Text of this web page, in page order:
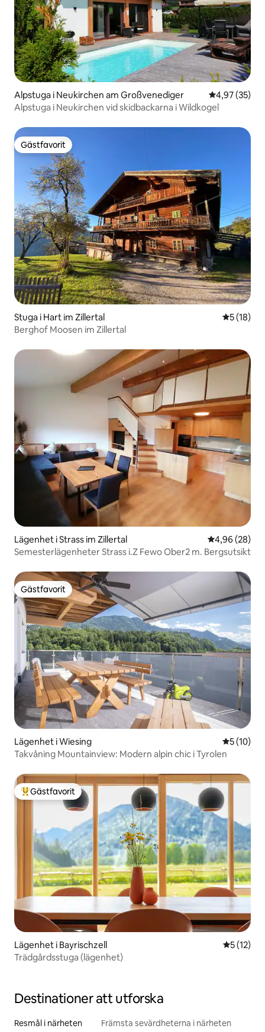
Alpstuga i Neukirchen am Großvenediger 4,97 av 5 i
4,97 (35)
Alpstuga i Neukirchen vid skidbackarna i Wildkogel
Gästfavorit
Gästfavorit
Stuga i Hart im Zillertal 5 av 5 i
5 (18)
Berghof Moosen im Zillertal
Lägenhet i Strass im Zillertal 4,96 av 5 i
4,96 (28)
Semesterlägenheter Strass i.Z Fewo Ober2 m. Bergsutsikt
Gästfavorit
Gästfavorit
Lägenhet i Wiesing 5 av 5 i
5 (10)
Takvåning Mountainview: Modern alpin chic i Tyrolen
Populär gästfavorit
Gästfavorit
Lägenhet i Bayrischzell 5 av 5 i
5 (12)
Trädgårdsstuga (lägenhet)
Destinationer att utforska
Resmål i närheten Främsta sevärdheterna i närheten